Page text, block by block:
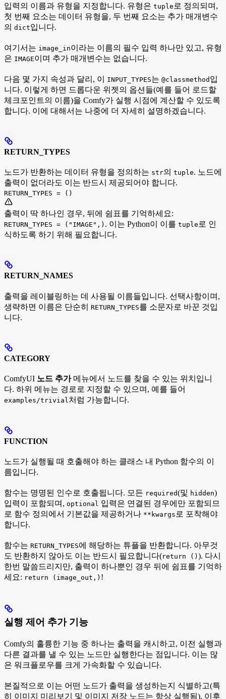
입력의 이름과 유형을 지정합니다. 유형은 tuple 로 정의되며,
첫 번째 요소는 데이터 유형을, 두 번째 요소는 추가 매개변수
의 dict입니다.
여기서는 image_in이라는 이름의 필수 입력 하나만 있고, 유형
은 IMAGE이며 추가 매개변수는 없습니다.
다음 몇 가지 속성과 달리, 이 INPUT_TYPES는 @classmethod 입
니다. 이렇게 하면 드롭다운 위젯의 옵션들(예를 들어 로드할
체크포인트의 이름)을 Comfy가 실행 시점에 계산할 수 있도록
합니다. 이에 대해서는 나중에 더 자세히 설명하겠습니다.
RETURN_TYPES
노드가 반환하는 데이터 유형을 정의하는 str의 tuple. 노드에
출력이 없더라도 이는 반드시 제공되어야 합니다.
RETURN_TYPES = ()
출력이 딱 하나인 경우, 뒤에 쉼표를 기억하세요:
RETURN_TYPES = ("IMAGE",) . 이는 Python이 이를 tuple 로 인
식하도록 하기 위해 필요합니다.
RETURN_NAMES
출력을 레이블링하는 데 사용될 이름들입니다. 선택사항이며,
생략하면 이름은 단순히 RETURN_TYPES를 소문자로 바꾼 것입
니다.
CATEGORY
ComfyUI 노드 추가메뉴에서 노드를 찾을 수 있는 위치입니
다. 하위 메뉴는 경로로 지정할 수 있으며, 예를 들어
examples/trivial처럼 가능합니다.
FUNCTION
노드가 실행될 때 호출해야 하는 클래스 내 Python 함수의 이
름입니다.
함수는 명명된 인수로 호출됩니다. 모든 required(및 hidden)
입력이 포함되며, optional 입력은 연결된 경우에만 포함되므
로 함수 정의에서 기본값을 제공하거나 **kwargs 로 포착해야
합니다.
함수는 RETURN_TYPES에 해당하는 튜플을 반환합니다. 아무것
도 반환하지 않아도 이는 반드시 필요합니다(return () ). 다시
한번 말씀드리지만, 출력이 하나뿐인 경우 뒤에 쉼표를 기억하
세요: return (image_out,) !
실행 제어 추가 기능
Comfy의 훌륭한 기능 중 하나는 출력을 캐시하고, 이전 실행과
다른 결과를 낼 수 있는 노드만 실행한다는 점입니다. 이는 많
은 워크플로우를 크게 가속화할 수 있습니다.
본질적으로 이는 어떤 노드가 출력을 생성하는지 식별하고(특
히 이미지 미리보기 및 이미지 저장 노드는 항상 실행됨), 이후